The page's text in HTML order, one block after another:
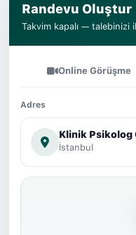
Randevu Oluştur
Takvim kapalı — talebinizi
Online Görüşme
Adres
Klinik Psikolog
İstanbul